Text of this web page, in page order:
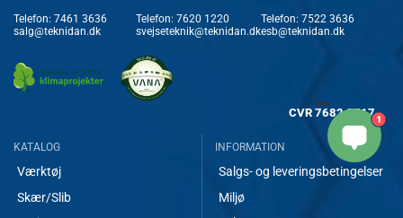
Telefon: 7461 3636
salg@teknidan.dk
Telefon: 7620 1220
svejseteknik@teknidan.dk
Telefon: 7522 3636
esb@teknidan.dk
CVR 7682 8717
KATALOG
Værktøj
Skær/Slib
INFORMATION
Salgs- og leveringsbetingelser
Miljø
1